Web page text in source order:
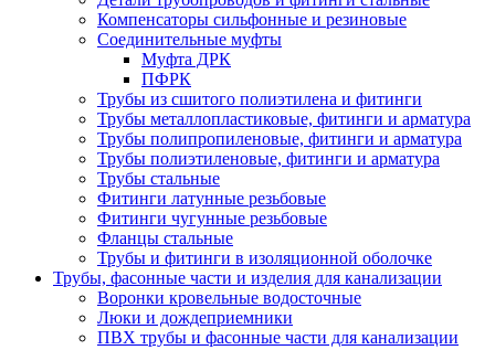
Компенсаторы сильфонные и резиновые
Соединительные муфты
Муфта ДРК
ПФРК
Трубы из сшитого полиэтилена и фитинги
Трубы металлопластиковые, фитинги и арматура
Трубы полипропиленовые, фитинги и арматура
Трубы полиэтиленовые, фитинги и арматура
Трубы стальные
Фитинги латунные резьбовые
Фитинги чугунные резьбовые
Фланцы стальные
Трубы и фитинги в изоляционной оболочке
Трубы, фасонные части и изделия для канализации
Воронки кровельные водосточные
Люки и дождеприемники
ПВХ трубы и фасонные части для канализации